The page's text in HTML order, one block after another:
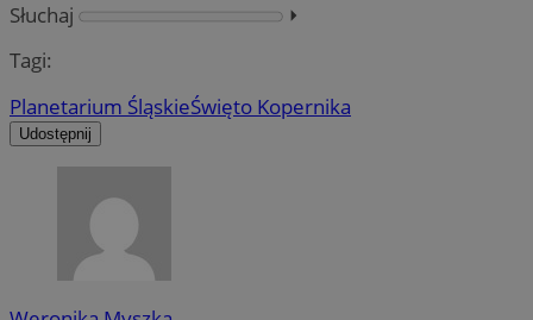
Słuchaj
⏵︎
Tagi:
Planetarium ŚląskieŚwięto Kopernika
Udostępnij